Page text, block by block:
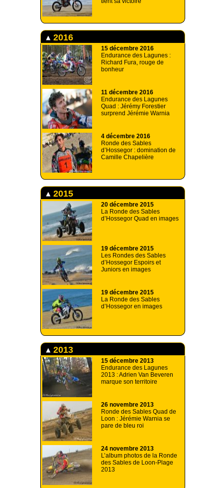
2016
15 décembre 2016
Endurance des Lagunes :
Richard Fura, rouge de
bonheur
11 décembre 2016
Endurance des Lagunes
Quad : Jérémy Forestier
surprend Jérémie Warnia
4 décembre 2016
Ronde des Sables
d’Hossegor : domination de
Camille Chapelière
2015
20 décembre 2015
La Ronde des Sables
d’Hossegor Quad en images
19 décembre 2015
Les Rondes des Sables
d’Hossegor Espoirs et
Juniors en images
19 décembre 2015
La Ronde des Sables
d’Hossegor en images
2013
15 décembre 2013
Endurance des Lagunes
2013 : Adrien Van Beveren
marque son territoire
26 novembre 2013
Ronde des Sables Quad de
Loon : Jérémie Warnia se
pare de bleu roi
24 novembre 2013
L’album photos de la Ronde
des Sables de Loon-Plage
2013